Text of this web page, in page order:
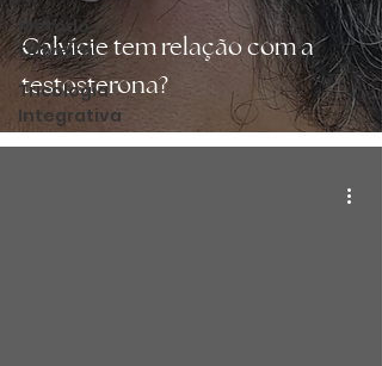
Método
Olliveira
Tricologia
Integrativa
Calvície tem relação com a
testosterona?